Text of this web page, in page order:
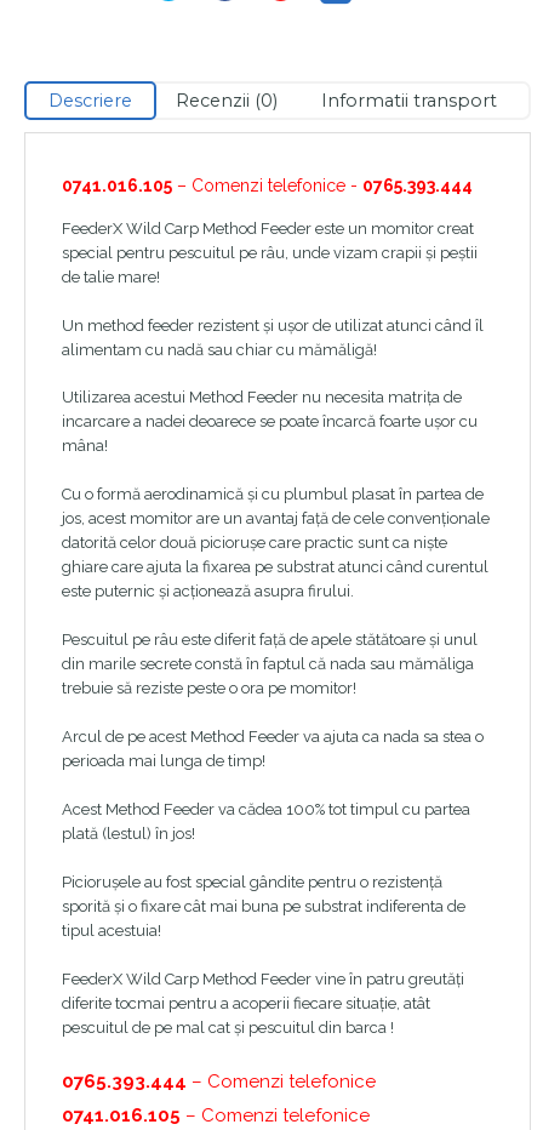
Descriere Recenzii (0) Informatii transport
0741.016.105 – Comenzi telefonice - 0765.393.444
FeederX Wild Carp Method Feeder este un momitor creat
special pentru pescuitul pe râu, unde vizam crapii și peștii
de talie mare!
Un method feeder rezistent și ușor de utilizat atunci când îl
alimentam cu nadă sau chiar cu mămăligă!
Utilizarea acestui Method Feeder nu necesita matrița de
incarcare a nadei deoarece se poate încarcă foarte ușor cu
mâna!
Cu o formă aerodinamică și cu plumbul plasat în partea de
jos, acest momitor are un avantaj față de cele convenționale
datorită celor două piciorușe care practic sunt ca niște
ghiare care ajuta la fixarea pe substrat atunci când curentul
este puternic și acționează asupra firului.
Pescuitul pe râu este diferit față de apele stătătoare și unul
din marile secrete constă în faptul că nada sau mămăliga
trebuie să reziste peste o ora pe momitor!
Arcul de pe acest Method Feeder va ajuta ca nada sa stea o
perioada mai lunga de timp!
Acest Method Feeder va cădea 100% tot timpul cu partea
plată (lestul) în jos!
Piciorușele au fost special gândite pentru o rezistență
sporită și o fixare cât mai buna pe substrat indiferenta de
tipul acestuia!
FeederX Wild Carp Method Feeder vine în patru greutăți
diferite tocmai pentru a acoperii fiecare situație, atât
pescuitul de pe mal cat și pescuitul din barca !
0765.393.444 – Comenzi telefonice
0741.016.105 – Comenzi telefonice